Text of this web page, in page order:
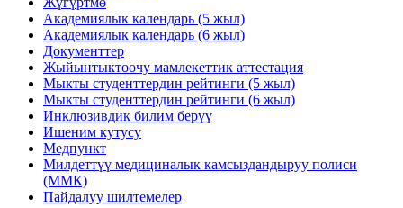
Академиялык календарь (5 жыл)
Академиялык календарь (6 жыл)
Документтер
Жыйынтыктоочу мамлекеттик аттестация
Мыкты студенттердин рейтинги (5 жыл)
Мыкты студенттердин рейтинги (6 жыл)
Инклюзивдик билим берүү
Ишеним кутусу
Медпункт
Милдеттүү медициналык камсыздандыруу полиси
(ММК)
Пайдалуу шилтемелер